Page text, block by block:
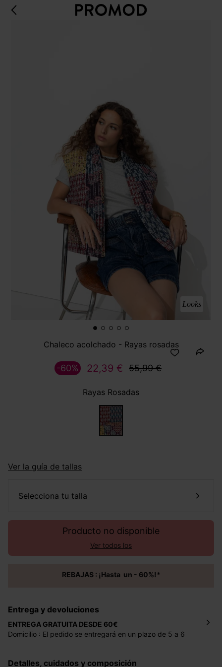
Looks
Chaleco acolchado - Rayas rosadas
22,39 € 55,99 €
-60%
Rayas Rosadas
Ver la guía de tallas
selecciona tu talla
Producto no disponible
Ver todos los
REBAJAS : ¡Hasta un - 60%!*
Entrega y devoluciones
ENTREGA GRATUITA DESDE 60€
Domicilio : El pedido se entregará en un plazo de 5 a 6
Mondial Relay : El pedido se entregará en un plazo de 5
Detalles, cuidados y composición